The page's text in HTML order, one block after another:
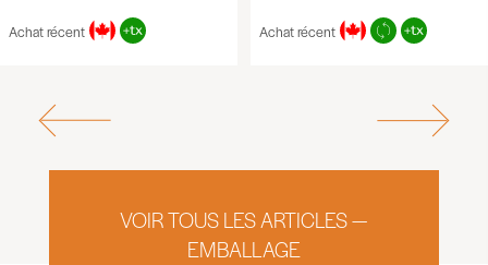
Achat récent Achat récent
VOIR TOUS LES ARTICLES —
EMBALLAGE